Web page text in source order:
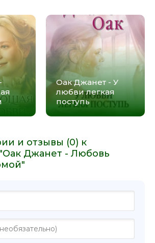
Оак Джанет - У
любви легкая
поступь
и отзывы (0) к
Джанет - Любовь